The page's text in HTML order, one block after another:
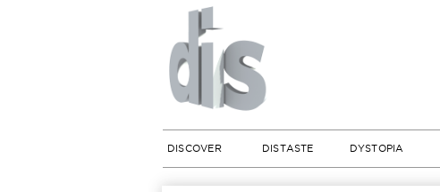
DISCOVER DISTASTE DYSTOPIA